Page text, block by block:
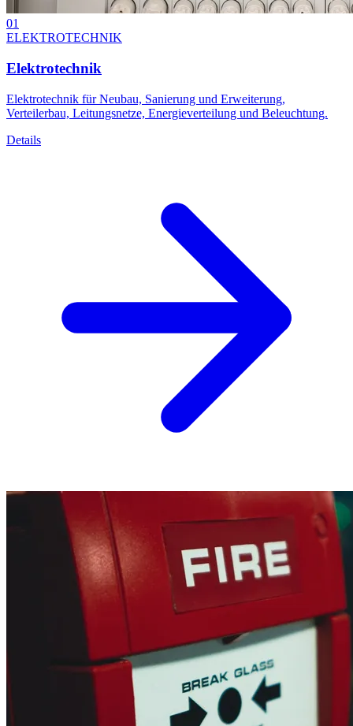
01
ELEKTROTECHNIK
Elektrotechnik
Elektrotechnik für Neubau, Sanierung und Erweiterung,
Verteilerbau, Leitungsnetze, Energieverteilung und Beleuchtung.
Details